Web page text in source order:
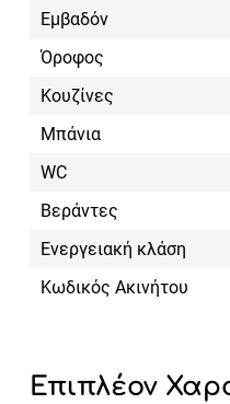
Εμβαδόν
Όροφος
Κουζίνες
Μπάνια
WC
Βεράντες
Ενεργειακή κλάση
Κωδικός Ακινήτου
Επιπλέον